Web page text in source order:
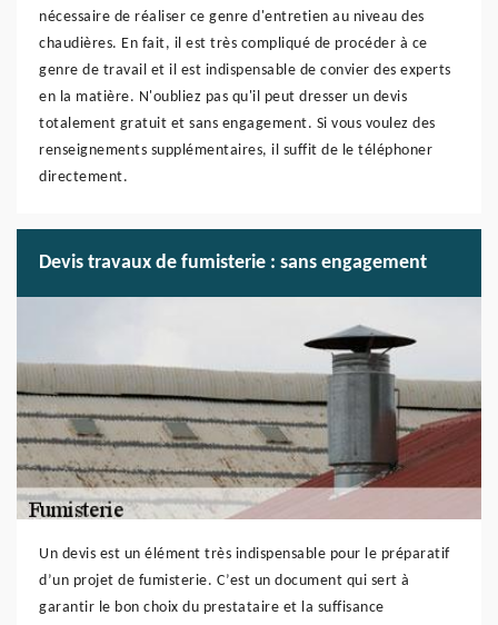
nécessaire de réaliser ce genre d'entretien au niveau des
chaudières. En fait, il est très compliqué de procéder à ce
genre de travail et il est indispensable de convier des experts
en la matière. N'oubliez pas qu'il peut dresser un devis
totalement gratuit et sans engagement. Si vous voulez des
renseignements supplémentaires, il suffit de le téléphoner
directement.
Devis travaux de fumisterie : sans engagement
Un devis est un élément très indispensable pour le préparatif
d’un projet de fumisterie. C’est un document qui sert à
garantir le bon choix du prestataire et la suffisance